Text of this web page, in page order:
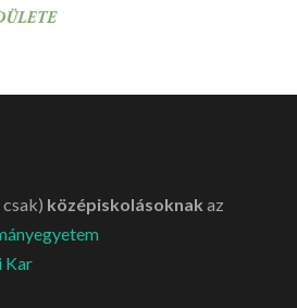
középiskolásoknak az
Kar